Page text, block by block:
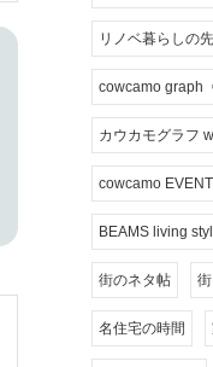
リノベ暮らしの
cowcamo graph
カウカモグラフ
cowcamo EVENT
BEAMS living
街のネタ帖
名住宅の時間